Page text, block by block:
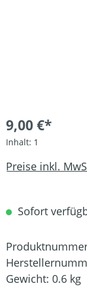
9,00 €*
Inhalt: 1
Preise inkl.
Sofort
Gewicht: 0.6 kg